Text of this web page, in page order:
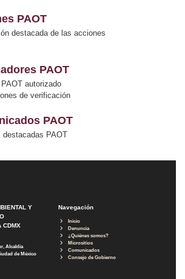
PAOT
destacada de las acciones
PAOT
autorizado
de verificación
PAOT
destacadas PAOT
Y
CDMX
Alcaldía
de México
Navegación
Inicio
Denuncia
¿Quiénes somos?
Micrositios
Comunicados
Consejo de Gobierno